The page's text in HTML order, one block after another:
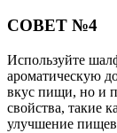
СОВЕТ №4
Используйте
ароматическую
вкус пищи, но и
свойства, такие
улучшение